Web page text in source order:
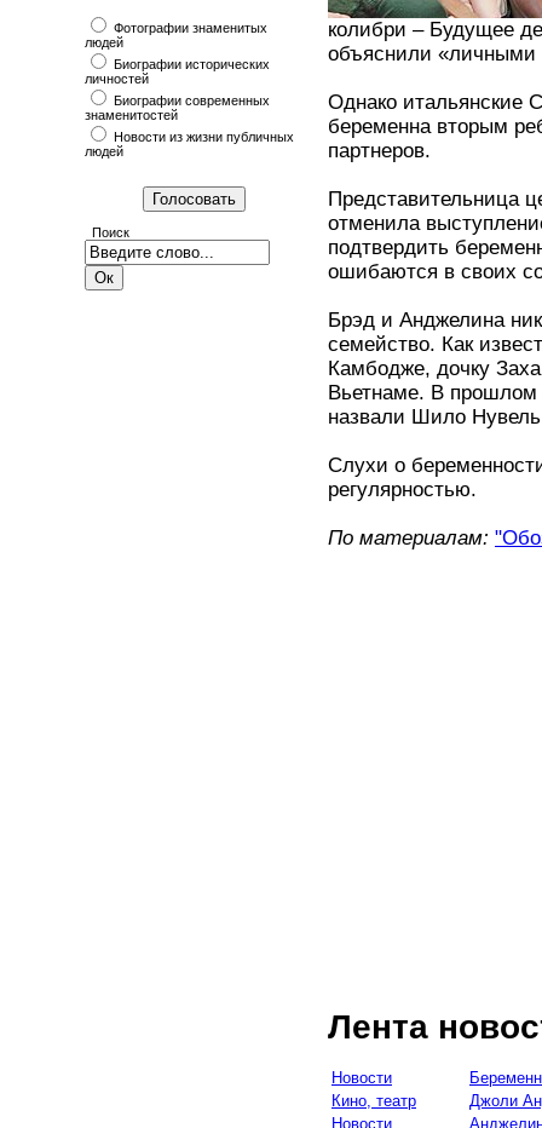
Фотографии знаменитых
людей
Биографии исторических
личностей
Биографии современных
знаменитостей
Новости из жизни публичных
людей
Поиск
колибри – Будущее
объяснили «личными
Однако итальянские
беременна вторым
партнеров.
Представительница
отменила
подтвердить
ошибаются в своих
Брэд и Анджелина
семейство. Как
Камбодже, дочку
Вьетнаме. В прошлом
назвали Шило
Слухи о
регулярностью.
По материалам:
Лента
Новости
Кино, театр
Джоли
Новости